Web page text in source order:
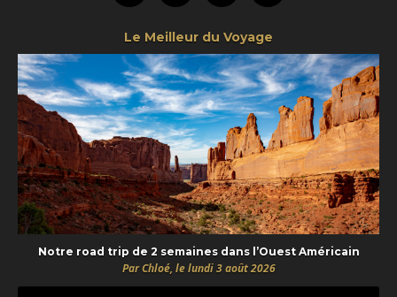
Le Meilleur du Voyage
Notre road trip de 2 semaines dans l’Ouest Américain
Par Chloé, le lundi 3 août 2026